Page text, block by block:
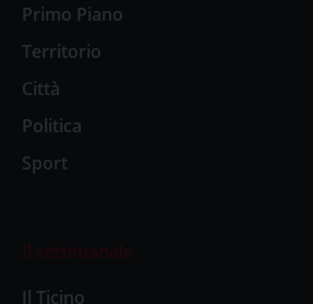
Primo Piano
Territorio
Città
Politica
Sport
Il settimanale
Il Ticino